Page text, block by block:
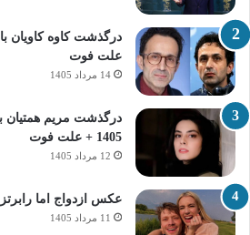
درگذشت کاوه کاویان
علت فوت
14 مرداد 1405
1405 + علت فوت
12 مرداد 1405
عکس ازدواج اما
11 مرداد 1405